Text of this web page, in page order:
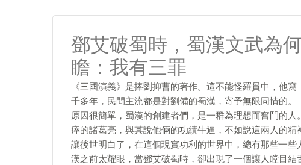
鄧艾破蜀時，蜀漢文武為
瞻：我有三罪
《三國演義》是捧劉抑曹的著作。這不能怪羅貫中，他
千多年，民間主流都是對劉備的蜀漢，寄予無限同情的。
原因很簡單，蜀漢的創建者們，是一群為理想而奮鬥的
瘁的諸葛亮，與其說他倆的功績牛逼，不如說這兩人的精
讓後世明白了，在這個現實功利的世界中，總有那些一
漢之前太耀眼，當鄧艾破蜀時，卻出現了一個讓人瞠目結